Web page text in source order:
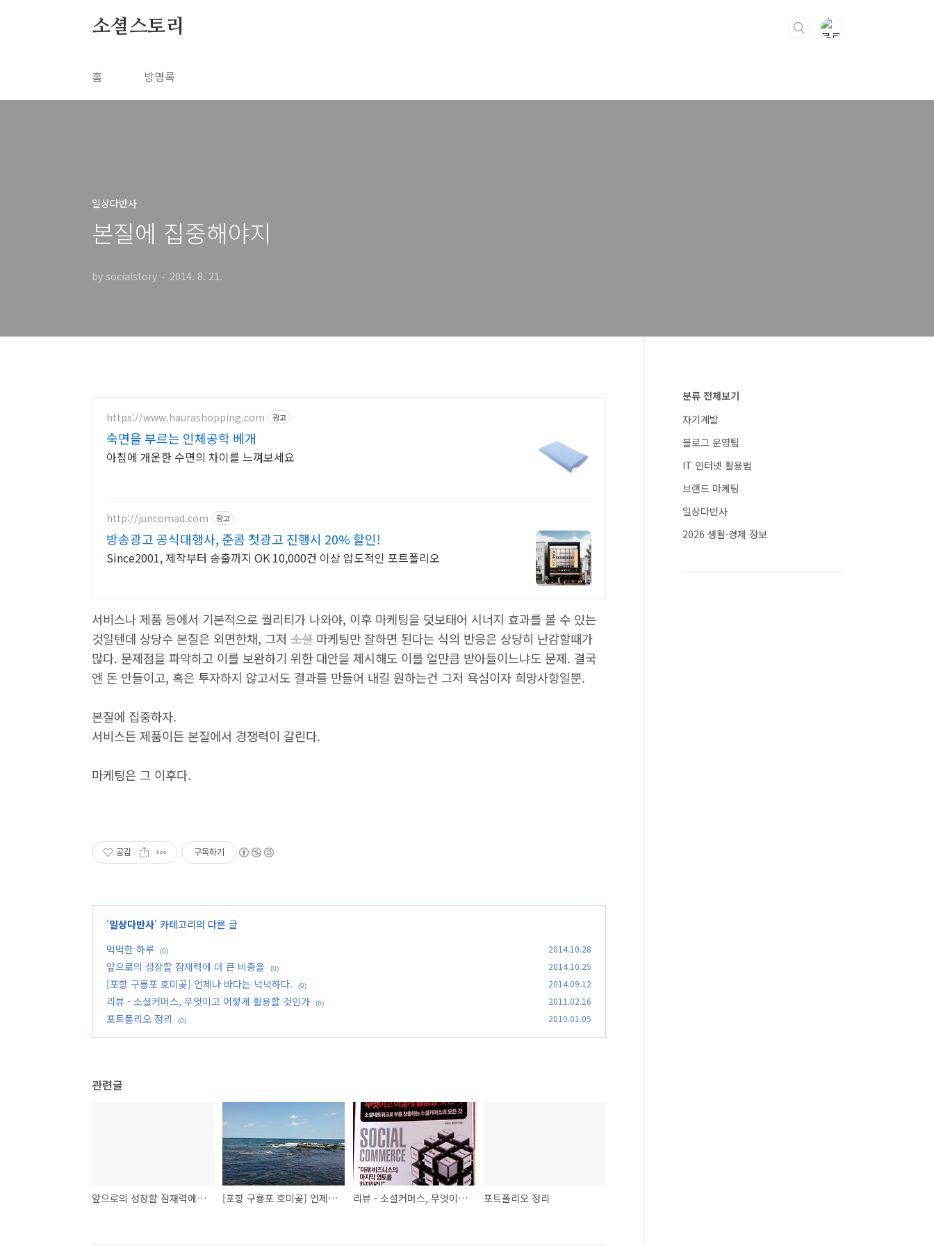
소셜스토리
홈 방명록
일상다반사
본질에 집중해야지
by socialstory 2014. 8. 21.
https://www.haurashopping.com 광고
숙면을 부르는 인체공학 베개
아침에 개운한 수면의 차이를 느껴보세요
http://juncomad.com 광고
방송광고 공식대행사, 준콤 첫광고 진행시 20% 할인!
Since2001, 제작부터 송출까지 OK 10,000건 이상 압도적인 포트폴리오
서비스나 제품 등에서 기본적으로 퀄리티가 나와야, 이후 마케팅을 덧보태어 시너지 효과를 볼 수 있는
것일텐데 상당수 본질은 외면한채, 그저 소셜 마케팅만 잘하면 된다는 식의 반응은 상당히 난감할때가
많다. 문제점을 파악하고 이를 보완하기 위한 대안을 제시해도 이를 얼만큼 받아들이느냐도 문제. 결국
엔 돈 안들이고, 혹은 투자하지 않고서도 결과를 만들어 내길 원하는건 그저 욕심이자 희망사항일뿐.
본질에 집중하자.
서비스든 제품이든 본질에서 경쟁력이 갈린다.
마케팅은 그 이후다.
공감 구독하기
'일상다반사' 카테고리의 다른 글
먹먹한 하루
(0) 2014.10.28
앞으로의 성장할 잠재력에 더 큰 비중을 (0) 2014.10.25
[포항 구룡포 호미곶] 언제나 바다는 넉넉하다. (0) 2014.09.12
리뷰 - 소셜커머스, 무엇이고 어떻게 활용할 것인가 (6) 2011.02.16
포트폴리오 정리 (0) 2010.01.05
관련글
앞으로의 성장할 잠재력에 더 큰 비중을 [포항 구룡포 호미곶] 언제나 바다는 넉넉하다. 리뷰 - 소셜커머스, 무엇이고 어떻게 활용할 것인가 포트폴리오 정리
분류 전체보기
자기계발
블로그 운영팁
IT 인터넷 활용법
브랜드 마케팅
일상다반사
2026 생활·경제 정보